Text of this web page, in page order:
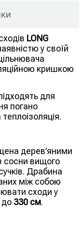
LONG
у своїй
кришкою
для
погано
дерев’яними
сосни вищого
Драбина
між собою
сходи у
до 330 см.